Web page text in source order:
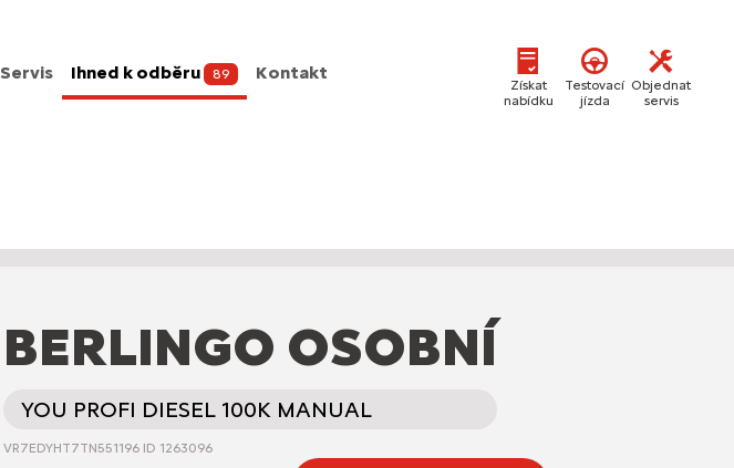
Servis Ihned k odběru 89 Kontakt
Získat
nabídku
Testovací
jízda
Objednat
servis
BERLINGO OSOBNÍ
YOU PROFI DIESEL 100K MANUAL
VR7EDYHT7TN551196 ID 1263096